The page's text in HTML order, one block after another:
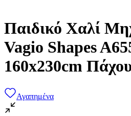
Παιδικό Χαλί
Vagio Shapes
160x230cm
Αγαπημένα